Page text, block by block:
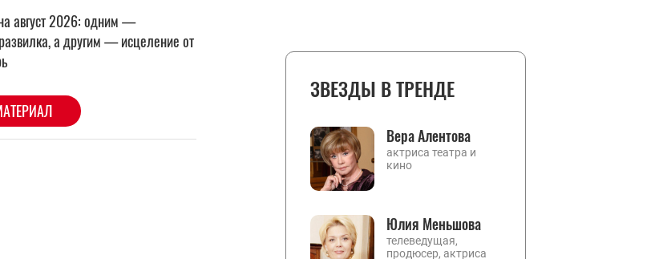
ЗВЕЗДЫ В ТРЕНДЕ
Вера Алентова
актриса театра и
кино
Юлия Меньшова
телеведущая,
продюсер, актриса